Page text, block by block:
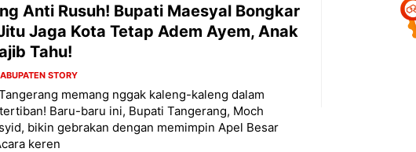
Anti Rusuh! Bupati Maesyal Bongkar
Jaga Kota Tetap Adem Ayem, Anak
Tahu!
STORY
memang nggak kaleng-kaleng dalam
Baru-baru ini, Bupati Tangerang, Moch
bikin gebrakan dengan memimpin Apel Besar
keren